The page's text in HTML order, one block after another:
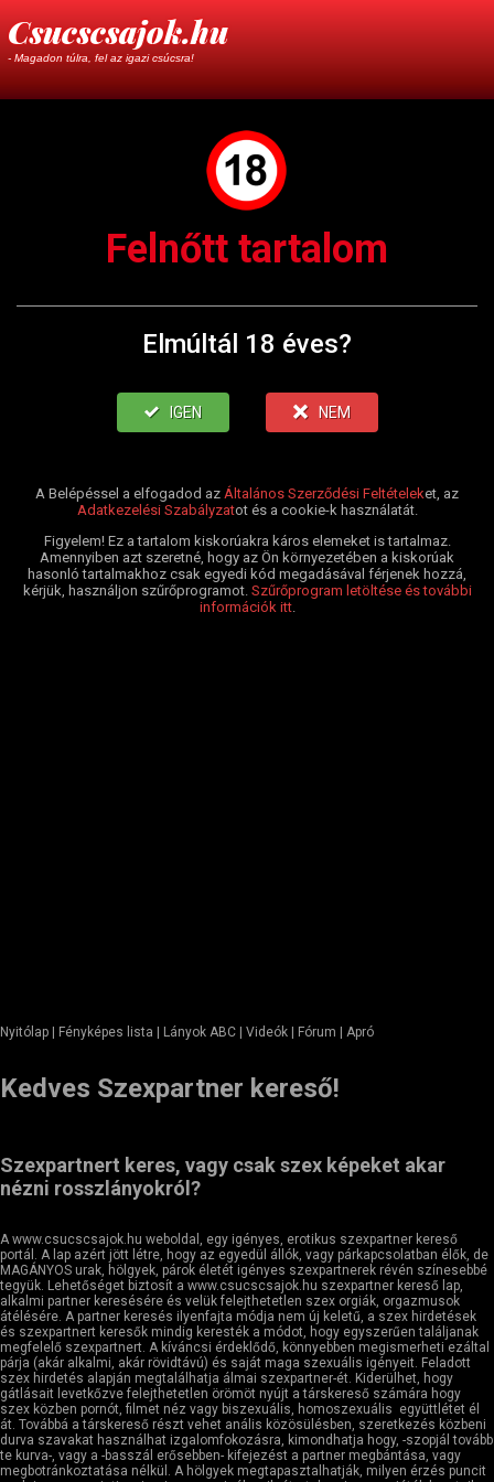
Csucscsajok.hu
- Magadon túlra, fel az igazi csúcsra!
Felnőtt tartalom
Elmúltál 18 éves?
IGEN NEM
A Belépéssel a elfogadod az Általános Szerződési Feltételeket, az
Adatkezelési Szabályzatot és a cookie-k használatát.
Figyelem! Ez a tartalom kiskorúakra káros elemeket is tartalmaz.
Amennyiben azt szeretné, hogy az Ön környezetében a kiskorúak
hasonló tartalmakhoz csak egyedi kód megadásával férjenek hozzá,
kérjük, használjon szűrőprogramot. Szűrőprogram letöltése és további
információk itt.
Nyitólap | Fényképes lista | Lányok ABC | Videók | Fórum | Apró
Kedves Szexpartner kereső!
Szexpartnert keres, vagy csak szex képeket akar
nézni rosszlányokról?
A www.csucscsajok.hu weboldal, egy igényes, erotikus szexpartner kereső
portál. A lap azért jött létre, hogy az egyedül állók, vagy párkapcsolatban élők, de
MAGÁNYOS urak, hölgyek, párok életét igényes szexpartnerek révén színesebbé
tegyük. Lehetőséget biztosít a www.csucscsajok.hu szexpartner kereső lap,
alkalmi partner keresésére és velük felejthetetlen szex orgiák, orgazmusok
átélésére. A partner keresés ilyenfajta módja nem új keletű, a szex hirdetések
és szexpartnert keresők mindig keresték a módot, hogy egyszerűen találjanak
megfelelő szexpartnert. A kíváncsi érdeklődő, könnyebben megismerheti ezáltal
párja (akár alkalmi, akár rövidtávú) és saját maga szexuális igényeit. Feladott
szex hirdetés alapján megtalálhatja álmai szexpartner-ét. Kiderülhet, hogy
gátlásait levetkőzve felejthetetlen örömöt nyújt a társkereső számára hogy
szex közben pornót, filmet néz vagy biszexuális, homoszexuális együttlétet él
át. Továbbá a társkereső részt vehet anális közösülésben, szeretkezés közbeni
durva szavakat használhat izgalomfokozásra, kimondhatja hogy, -szopjál tovább
te kurva-, vagy a -basszál erősebben- kifejezést a partner megbántása, vagy
megbotránkoztatása nélkül. A hölgyek megtapasztalhatják, milyen érzés puncit